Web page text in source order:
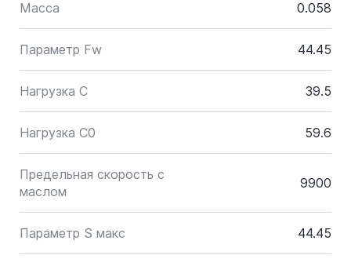
Масса 0.058
Параметр Fw 44.45
Нагрузка C 39.5
Нагрузка C0 59.6
Предельная скорость с
маслом
9900
Параметр S макс 44.45